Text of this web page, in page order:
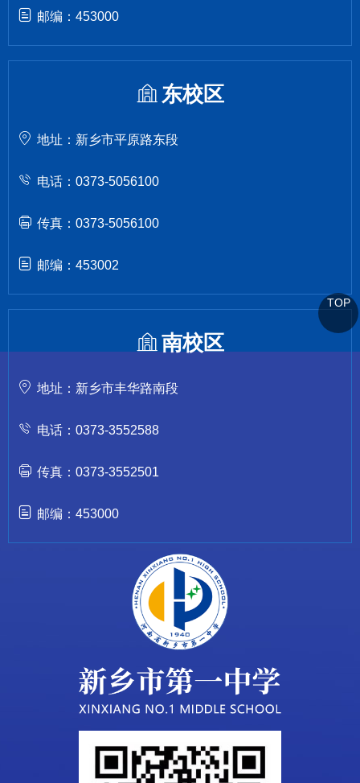
邮编：453000
东校区
地址：新乡市平原路东段
电话：0373-5056100
传真：0373-5056100
邮编：453002
南校区
地址：新乡市丰华路南段
电话：0373-3552588
传真：0373-3552501
邮编：453000
TOP